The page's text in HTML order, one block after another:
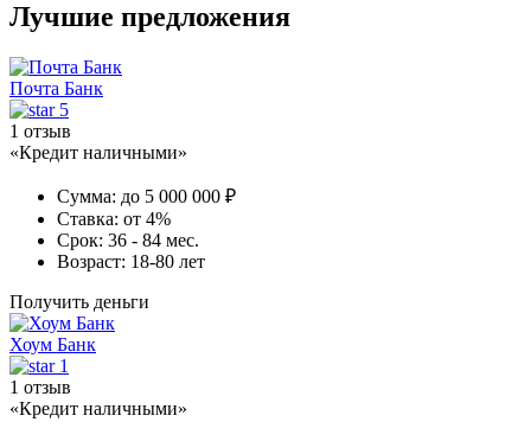
Лучшие предложения
Почта Банк
5
1 отзыв
«Кредит наличными»
Сумма: до 5 000 000 ₽
Ставка: от 4%
Срок: 36 - 84 мес.
Возраст: 18-80 лет
Получить деньги
Хоум Банк
1
1 отзыв
«Кредит наличными»